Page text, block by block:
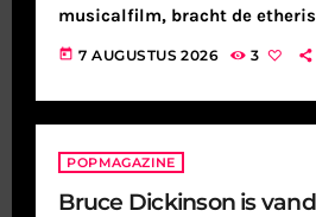
musicalfilm, bracht de
today 7 AUGUSTUS 2026 3
POPMAGAZINE
Bruce Dickinson is